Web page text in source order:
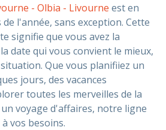
- Olbia - Livourne est en
l'année, sans exception. Cette
signifie que vous avez la
date qui vous convient le mieux,
Que vous planifiiez un
jours, des vacances
toutes les merveilles de la
voyage d'affaires, notre ligne
vos besoins.